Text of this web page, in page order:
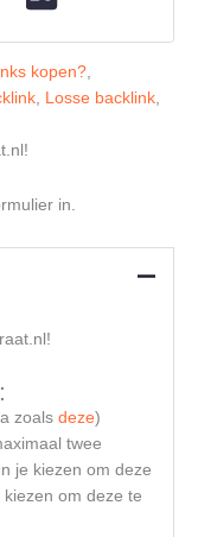
kopen?
Losse backlink
in.
zoals deze)
twee
je kiezen om deze
om deze te